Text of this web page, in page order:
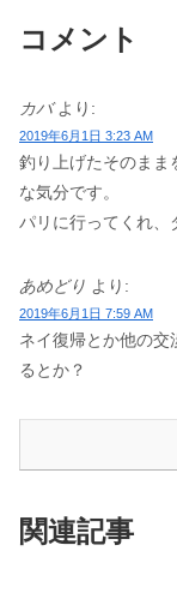
コメント
カバ より:
2019年6月1日 3:23 AM
釣り上げたそのまま
な気分です。
パリに行ってくれ、
あめどり より:
2019年6月1日 7:59 AM
ネイ復帰とか他の交
るとか？
関連記事